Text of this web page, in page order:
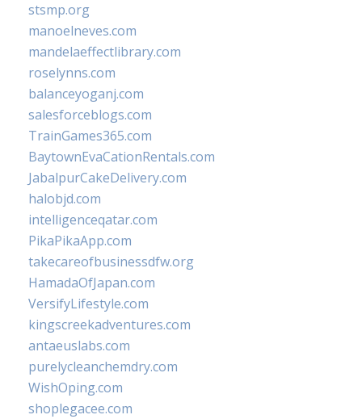
stsmp.org
manoelneves.com
mandelaeffectlibrary.com
roselynns.com
balanceyoganj.com
salesforceblogs.com
TrainGames365.com
BaytownEvaCationRentals.com
JabalpurCakeDelivery.com
halobjd.com
intelligenceqatar.com
PikaPikaApp.com
takecareofbusinessdfw.org
HamadaOfJapan.com
VersifyLifestyle.com
kingscreekadventures.com
antaeuslabs.com
purelycleanchemdry.com
WishOping.com
shoplegacee.com